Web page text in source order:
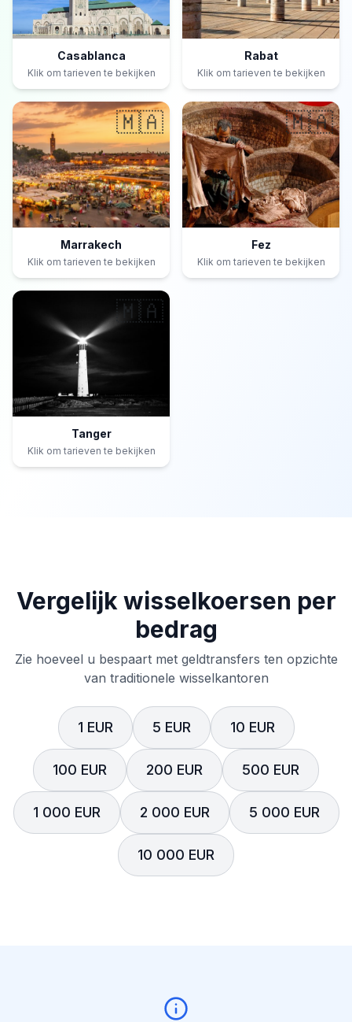
Casablanca
Klik om tarieven te bekijken
Rabat
Klik om tarieven te bekijken
🇲🇦
Marrakech
Klik om tarieven te bekijken
🇲🇦
Fez
Klik om tarieven te bekijken
🇲🇦
Tanger
Klik om tarieven te bekijken
Vergelijk wisselkoersen per
bedrag
Zie hoeveel u bespaart met geldtransfers ten opzichte
van traditionele wisselkantoren
1 EUR 5 EUR 10 EUR
100 EUR 200 EUR 500 EUR
1 000 EUR 2 000 EUR 5 000 EUR
10 000 EUR